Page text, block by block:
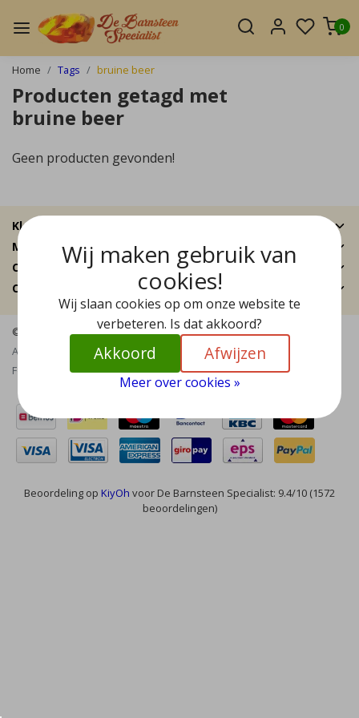
0
Home Tags bruine beer
Producten getagd met
bruine beer
Geen producten gevonden!
Klantenservice
Mijn account
Categorieën
Contactgegevens
© Copyright 2026 - De Barnsteen Specialist | RealisatieInStijl Media
Algemene voorwaarden|Disclaimer Privacy Policy|
Feed
Beoordeling op KiyOh voor De Barnsteen Specialist: 9.4/10 (1572
beoordelingen)
Wij maken gebruik van
cookies!
Wij slaan cookies op om onze website te
verbeteren. Is dat akkoord?
Akkoord Afwijzen
Meer over cookies »